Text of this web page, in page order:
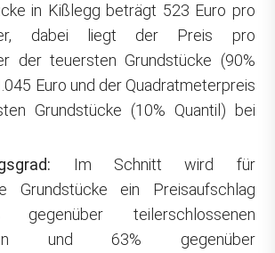
in Kißlegg beträgt 523 Euro pro
dabei liegt der Preis pro
der teuersten Grundstücke (90%
Euro und der Quadratmeterpreis
Grundstücke (10% Quantil) bei
Im Schnitt wird für
Grundstücke ein Preisaufschlag
teilerschlossenen
und 63% gegenüber